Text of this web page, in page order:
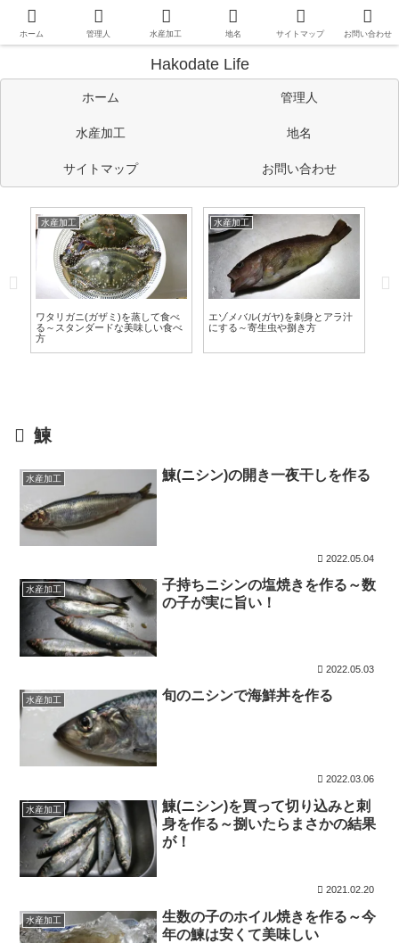
ています。
Hakodate Life
ホーム 管理人
水産加工 地名
サイトマップ お問い合わせ
水産加工
ワタリガニ(ガザミ)を蒸して食べ
る～スタンダードな美味しい食べ
方
水産加工
エゾメバル(ガヤ)を刺身とアラ汁
にする～寄生虫や捌き方
鰊
水産加工 鰊(ニシン)の開き一夜干しを作る
2022.05.04
水産加工
子持ちニシンの塩焼きを作る～数
の子が実に旨い！
2022.05.03
水産加工 旬のニシンで海鮮丼を作る
2022.03.06
水産加工
鰊(ニシン)を買って切り込みと刺
身を作る～捌いたらまさかの結果
が！
2021.02.20
水産加工
生数の子のホイル焼きを作る～今
年の鰊は安くて美味しい
ホーム 管理人 水産加工 地名 サイトマップ お問い合わせ